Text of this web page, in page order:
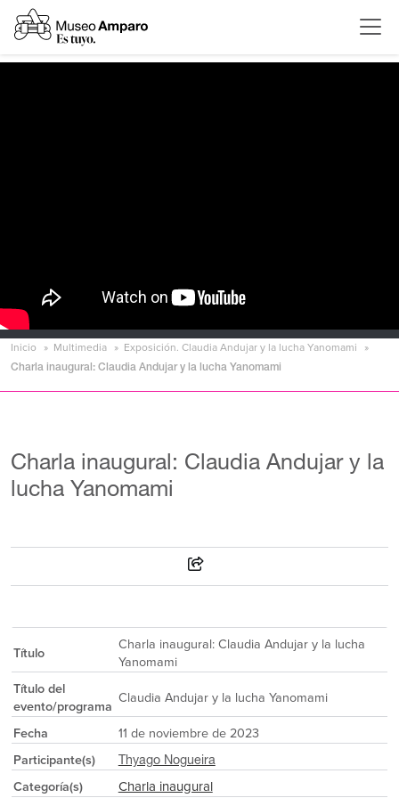
Inicio Multimedia Exposición. Claudia Andujar y la lucha Yanomami
Charla inaugural: Claudia Andujar y la lucha Yanomami
Charla inaugural: Claudia Andujar y la
lucha Yanomami
Título
Charla inaugural: Claudia Andujar y la lucha
Yanomami
Título del
evento/programa
Claudia Andujar y la lucha Yanomami
Fecha
11 de noviembre de 2023
Participante(s)
Thyago Nogueira
Categoría(s) Charla inaugural